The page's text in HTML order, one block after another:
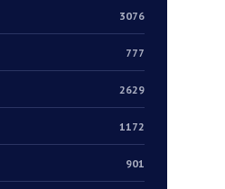
3076
777
2629
1172
901